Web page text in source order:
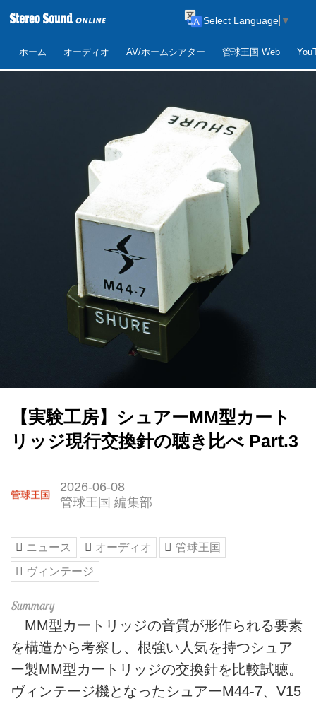
ホーム オーディオ AV/ホームシアター 管球王国 Web
Select Language ▼
【実験工房】シュアーMM型カート
リッジ現行交換針の聴き比べ Part.3
2026-06-08
管球王国 編集部
ニュース オーディオ
管球王国
ヴィンテージ
MM型カートリッジの音質が形作られる要素
を構造から考察し、根強い人気を持つシュア
ー製MM型カートリッジの交換針を比較試聴。
ヴィンテージ機となったシュアーM44-7、V15